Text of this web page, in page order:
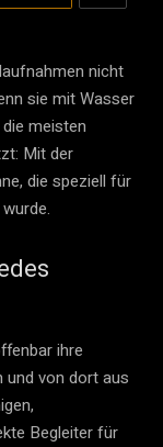
nicht
sie mit Wasser
meisten
Mit der
die speziell für
ihre
und von dort aus
Begleiter für